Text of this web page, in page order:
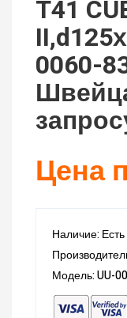
T41
0060-
Цена
Наличие:
Модель: UU-